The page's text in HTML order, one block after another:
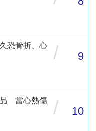
恐骨折、心
/ 9
品 當心熱傷
/ 10